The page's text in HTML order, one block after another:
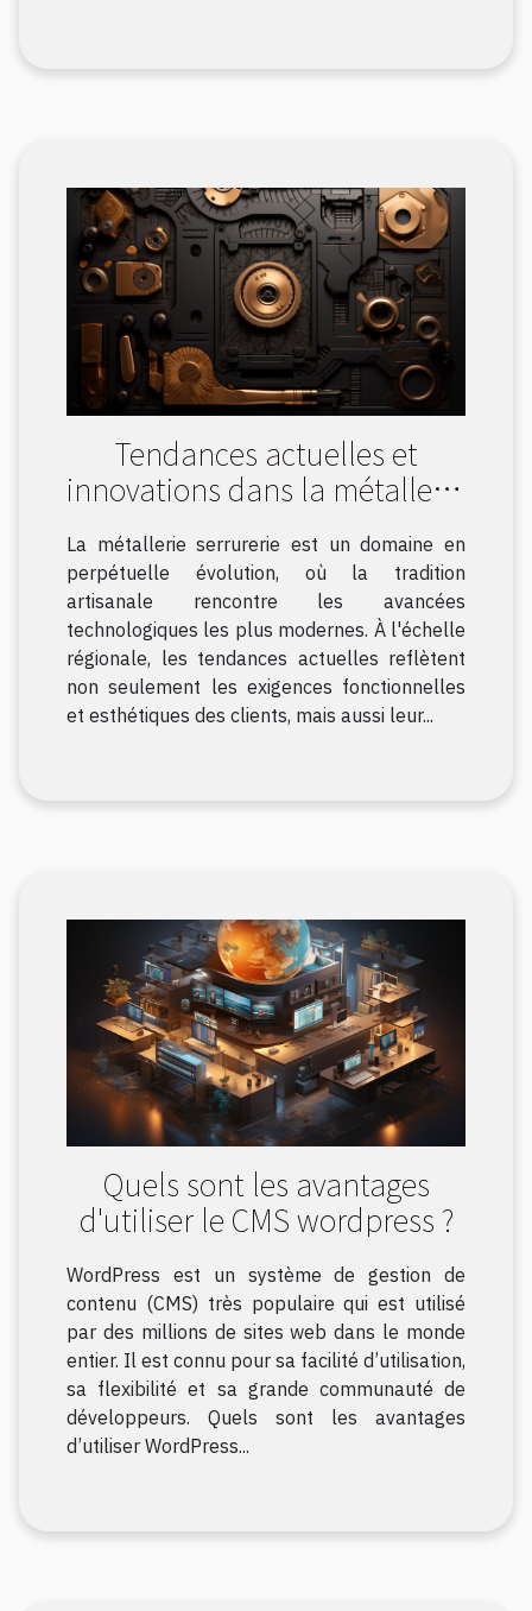
Tendances actuelles et
innovations dans la métallerie
La métallerie serrurerie est un domaine en
perpétuelle évolution, où la tradition
artisanale rencontre les avancées
technologiques les plus modernes. À l'échelle
régionale, les tendances actuelles reflètent
non seulement les exigences fonctionnelles
et esthétiques des clients, mais aussi leur...
Quels sont les avantages
d'utiliser le CMS wordpress ?
WordPress est un système de gestion de
contenu (CMS) très populaire qui est utilisé
par des millions de sites web dans le monde
entier. Il est connu pour sa facilité d’utilisation,
sa flexibilité et sa grande communauté de
développeurs. Quels sont les avantages
d’utiliser WordPress...